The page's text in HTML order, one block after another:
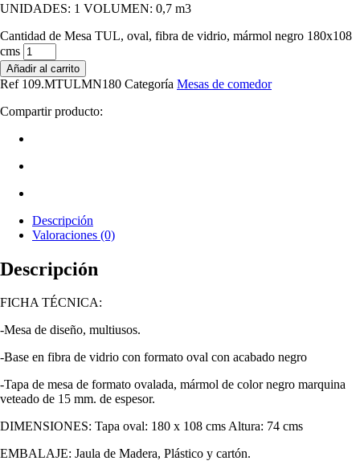
UNIDADES: 1 VOLUMEN: 0,7 m3
Cantidad de Mesa TUL, oval, fibra de vidrio, mármol negro 180x108
cms
Añadir al carrito
Ref 109.MTULMN180 Categoría Mesas de comedor
Compartir producto:
Descripción
Valoraciones (0)
Descripción
FICHA TÉCNICA:
-Mesa de diseño, multiusos.
-Base en fibra de vidrio con formato oval con acabado negro
-Tapa de mesa de formato ovalada, mármol de color negro marquina
veteado de 15 mm. de espesor.
DIMENSIONES: Tapa oval: 180 x 108 cms Altura: 74 cms
EMBALAJE: Jaula de Madera, Plástico y cartón.